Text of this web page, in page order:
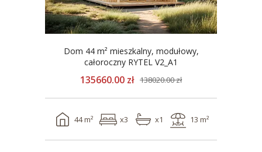
Dom 44 m² mieszkalny, modułowy,
całoroczny RYTEL V2_A1
135660.00 zł 138020.00 zł
44 m² x3 x1 13 m²